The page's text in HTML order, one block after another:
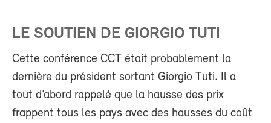
LE SOUTIEN DE GIORGIO TUTI
Cette conférence CCT était probablement la
dernière du président sortant Giorgio Tuti. Il a
tout d’abord rappelé que la hausse des prix
frappent tous les pays avec des hausses du coût